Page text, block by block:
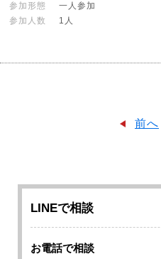
参加形態
一人参加
参加人数
1人
前へ
LINEで相談
お電話で相談